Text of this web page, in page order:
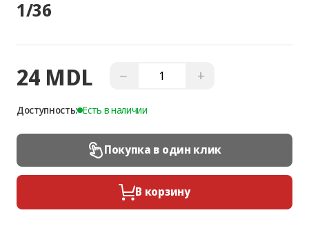
1/36
24 MDL − +
Доступность: Есть в наличии
Покупка в один клик
В корзину